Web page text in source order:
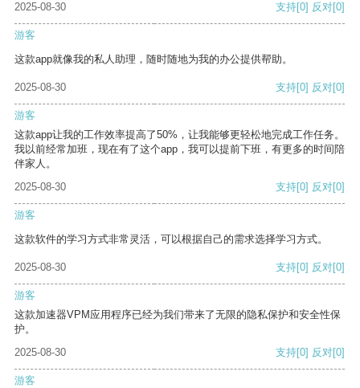
2025-08-30 支持[0] 反对[0]
游客
这款app就像我的私人助理，随时随地为我的办公提供帮助。
2025-08-30 支持[0] 反对[0]
游客
这款app让我的工作效率提高了50%，让我能够更轻松地完成工作任务。
我以前经常加班，现在有了这个app，我可以提前下班，有更多的时间陪
伴家人。
2025-08-30
支持[0] 反对[0]
游客
这款软件的学习方式非常灵活，可以根据自己的需求选择学习方式。
2025-08-30 支持[0] 反对[0]
游客
这款加速器VPM应用程序已经为我们带来了无限的隐私保护和安全性保
护。
2025-08-30
支持[0] 反对[0]
游客